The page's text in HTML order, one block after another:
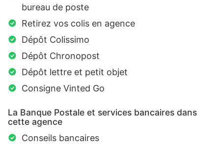
bureau de poste
Retirez vos colis en agence
Dépôt Colissimo
Dépôt Chronopost
Dépôt lettre et petit objet
Consigne Vinted Go
La Banque Postale et services bancaires dans
cette agence
Conseils bancaires